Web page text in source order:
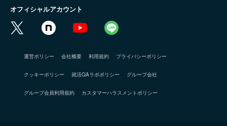
オフィシャルアカウント
運営ポリシー 会社概要 利用規約 プライバシーポリシー
クッキーポリシー 就活QAラボポリシー グループ会社
グループ会員利用規約 カスタマーハラスメントポリシー